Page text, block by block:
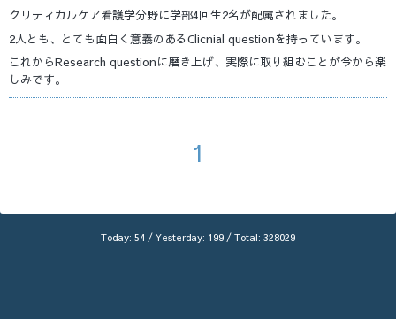
クリティカルケア看護学分野に学部4回生2名が配属されました。
2人とも、とても面白く意義のあるClicnial questionを持っています。
これからResearch questionに磨き上げ、実際に取り組むことが今から楽
しみです。
1
Today: 54 / Yesterday: 199 / Total: 328029